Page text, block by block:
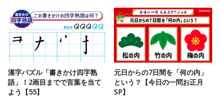
漢字パズル「書きかけ四字熟
語」！2画目までで言葉を当て
よう【55】
元日からの7日間を「何の内」
という？【今日の一問お正月
SP】